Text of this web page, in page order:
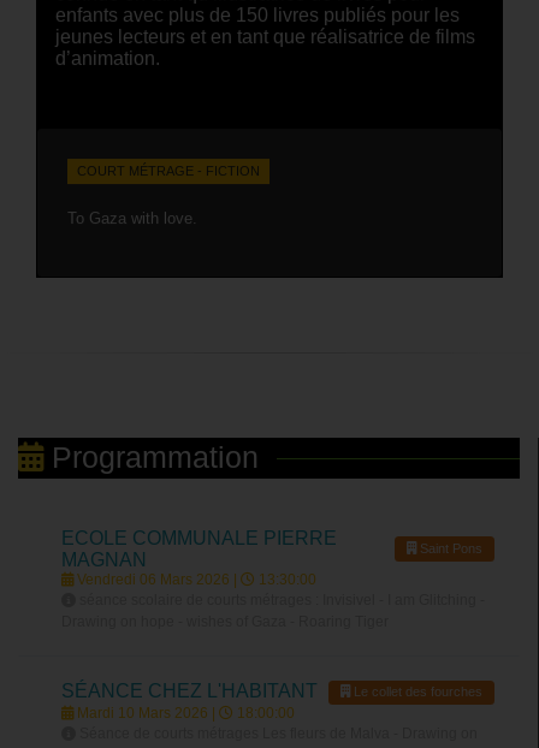
enfants avec plus de 150 livres publiés pour les
jeunes lecteurs et en tant que réalisatrice de films
d’animation.
COURT MÉTRAGE - FICTION
To Gaza with love.
Programmation
ECOLE COMMUNALE PIERRE
MAGNAN
Saint Pons
Vendredi 06 Mars 2026 |
13:30:00
SÉANCE CHEZ L'HABITANT Le collet des fourches
Mardi 10 Mars 2026 |
18:00:00